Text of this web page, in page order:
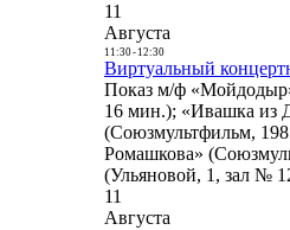
11
Августа
11:30- 12:30
Виртуальный
Показ м/ф
16 мин.); «Ивашка из
(Союзмультфильм,
Ромашкова»
(Ульяновой, 1, зал №
11
Августа